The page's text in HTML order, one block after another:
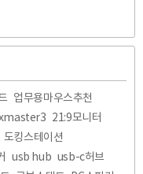
업무용마우스추천
21:9모니터
도킹스테이션
usb hub usb-c허브